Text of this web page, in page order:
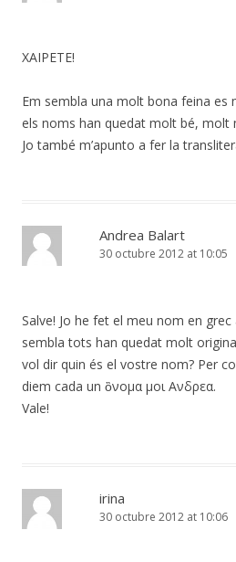
ΧΑΙΡΕΤΕ!
Em sembla una molt bona feina es
els noms han quedat molt bé, molt
Jo també m’apunto a fer la
Andrea Balart
30 octubre 2012 at 10:05
Salve! Jo he fet el meu nom en
sembla tots han quedat molt
vol dir quin és el vostre nom? Per
diem cada un ὂνομα μοι Ανδρεα.
Vale!
irina
30 octubre 2012 at 10:06